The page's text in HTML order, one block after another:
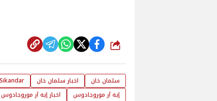
شارك
سلمان خان اخبار سلمان خان
Sikandar
إيه آر موروجادوس
اخبار إيه آر موروجادوس